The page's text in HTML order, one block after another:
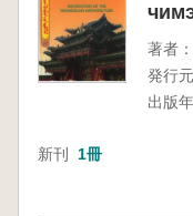
著者：
発行元
出版年
新刊 1冊